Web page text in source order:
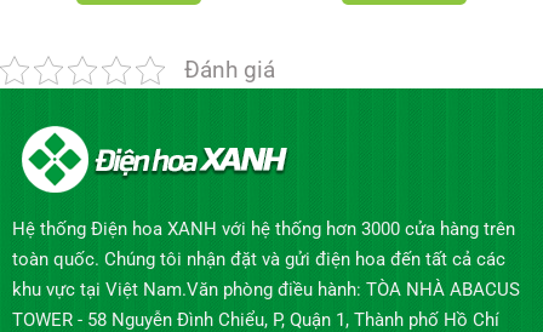
Đánh giá
Hệ thống Điện hoa XANH với hệ thống hơn 3000 cửa hàng trên
toàn quốc. Chúng tôi nhận đặt và gửi điện hoa đến tất cả các
khu vực tại Việt Nam.Văn phòng điều hành: TÒA NHÀ ABACUS
TOWER - 58 Nguyễn Đình Chiểu, P, Quận 1, Thành phố Hồ Chí